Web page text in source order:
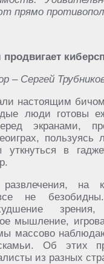
прямо
продвигает
– Сергей
настоящим
люди готовы
экранами,
пользуясь
уткнуться в
на
не
зрения,
мышление,
массово
Об этих
из разных